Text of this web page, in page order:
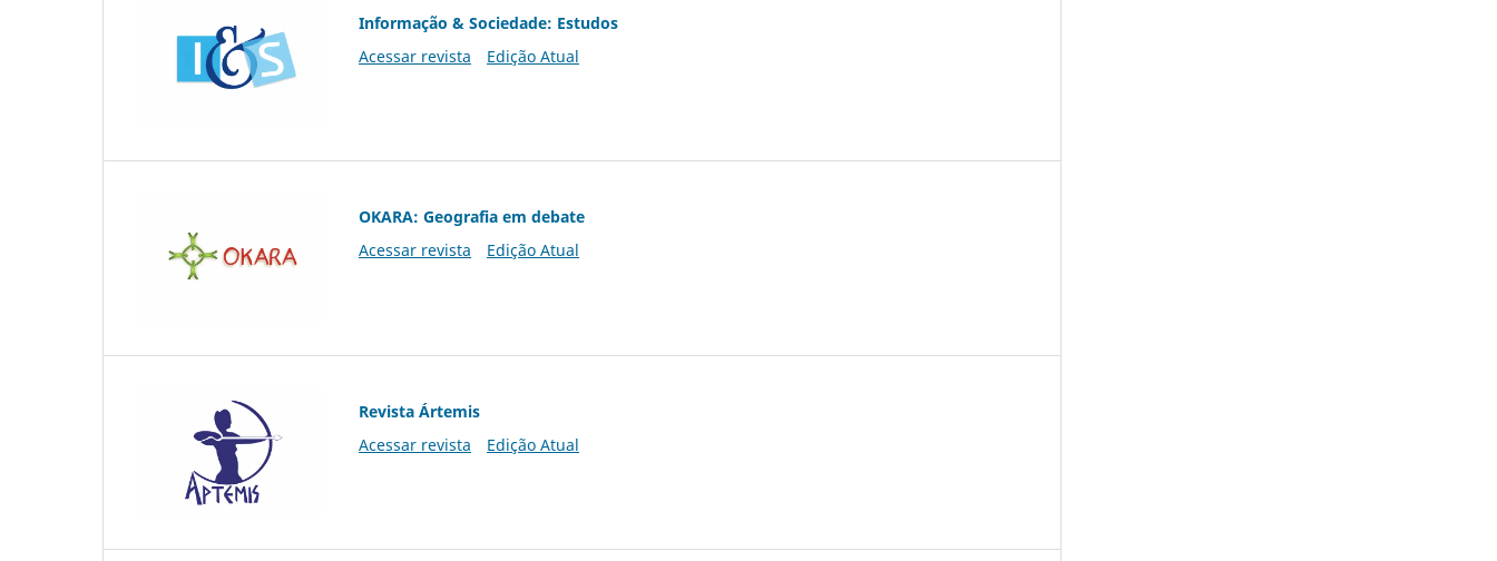
Informação & Sociedade: Estudos
Acessar revista
Edição Atual
OKARA: Geografia em debate
Acessar revista
Edição Atual
Revista Ártemis
Acessar revista
Edição Atual